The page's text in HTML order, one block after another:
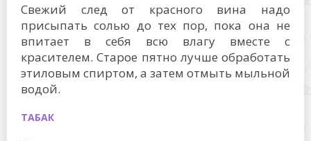
Свежий след от красного вина надо
присыпать солью до тех пор, пока она не
впитает в себя всю влагу вместе с
красителем. Старое пятно лучше обработать
этиловым спиртом, а затем отмыть мыльной
водой.
ТАБАК